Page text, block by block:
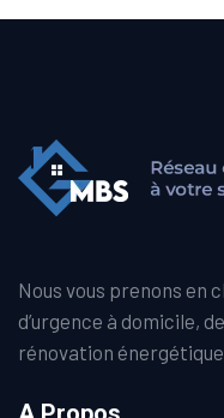
Nous vous prenons en
d’urgence à domicile,
rénovation